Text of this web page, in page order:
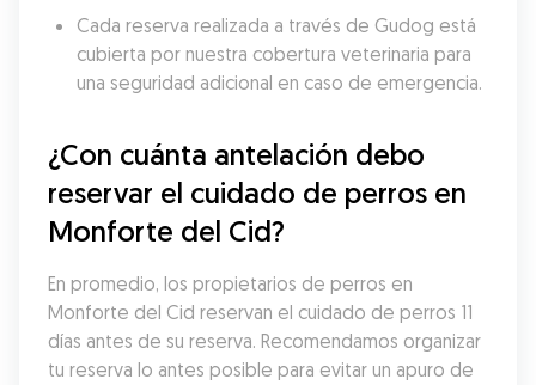
Cada reserva realizada a través de Gudog está
cubierta por nuestra cobertura veterinaria para
una seguridad adicional en caso de emergencia.
¿Con cuánta antelación debo
reservar el cuidado de perros en
Monforte del Cid?
En promedio, los propietarios de perros en
Monforte del Cid reservan el cuidado de perros 11
días antes de su reserva. Recomendamos organizar
tu reserva lo antes posible para evitar un apuro de